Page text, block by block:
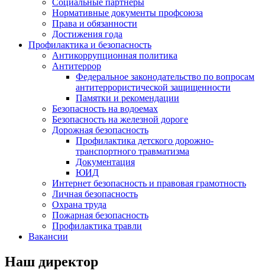
Социальные партнеры
Нормативные документы профсоюза
Права и обязанности
Достижения года
Профилактика и безопасность
Антикоррупционная политика
Антитеррор
Федеральное законодательство по вопросам
антитеррористической защищенности
Памятки и рекомендации
Безопасность на водоемах
Безопасность на железной дороге
Дорожная безопасность
Профилактика детского дорожно-
транспортного травматизма
Документация
ЮИД
Интернет безопасность и правовая грамотность
Личная безопасность
Охрана труда
Пожарная безопасность
Профилактика травли
Вакансии
Наш директор